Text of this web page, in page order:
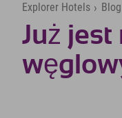
Explorer Hotels › Blog
Już jest